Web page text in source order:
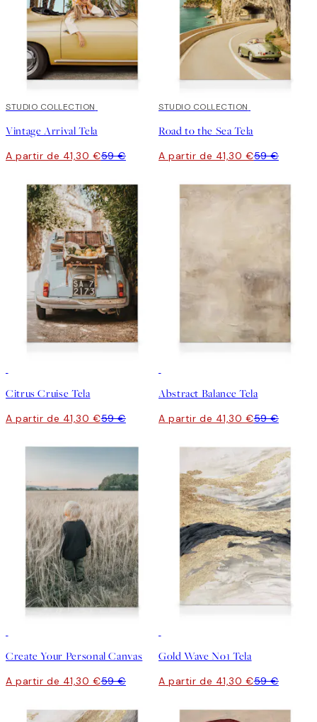
30%*
STUDIO COLLECTION
Vintage Arrival Tela
A partir de 41,30 €59 €
30%*
STUDIO COLLECTION
Road to the Sea Tela
A partir de 41,30 €59 €
Citrus Cruise Tela
A partir de 41,30 €59 €
Abstract Balance Tela
A partir de 41,30 €59 €
Create Your Personal Canvas
A partir de 41,30 €59 €
Gold Wave No1 Tela
A partir de 41,30 €59 €